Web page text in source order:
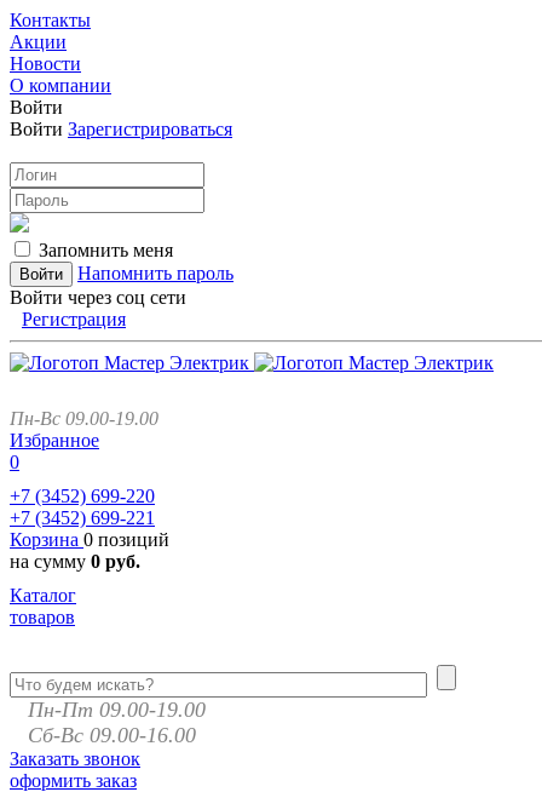
Контакты
Акции
Новости
О компании
Войти
Войти Зарегистрироваться
Запомнить меня
Напомнить пароль
Войти через соц сети
Регистрация
Пн-Вс 09.00-19.00
Избранное
0
+7 (3452) 699-220
+7 (3452) 699-221
Корзина 0 позиций
на сумму 0 руб.
Каталог
товаров
Пн-Пт 09.00-19.00
Сб-Вс 09.00-16.00
Заказать звонок
оформить заказ